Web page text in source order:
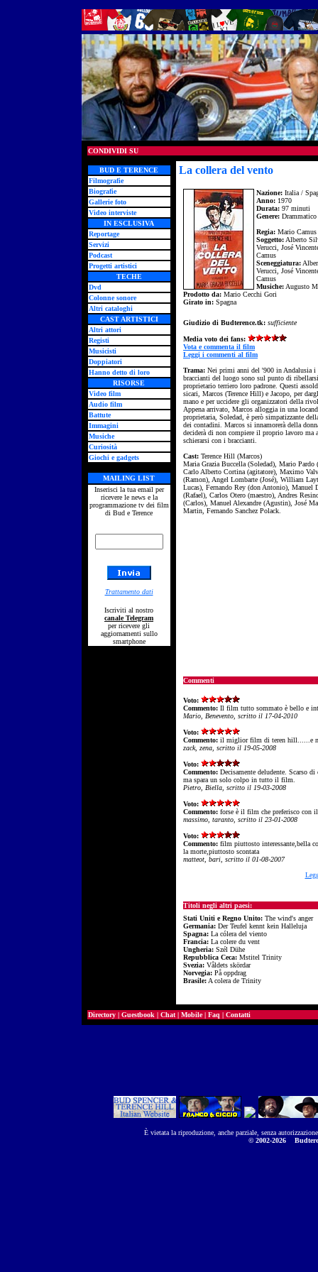
CONDIVIDI SU
BUD E TERENCE
Filmografie
Biografie
Gallerie foto
Video interviste
IN ESCLUSIVA
Reportage
Servizi
Podcast
Progetti artistici
TECHE
Dvd
Colonne sonore
Altri cataloghi
CAST ARTISTICI
Altri attori
Registi
Musicisti
Doppiatori
Hanno detto di loro
RISORSE
Video film
Audio film
Battute
Immagini
Musiche
Curiosità
Giochi e gadgets
MAILING LIST
Inserisci la tua email per
ricevere le news e la
programmazione tv dei film
di Bud e Terence
Trattamento dati
Iscriviti al nostro
canale Telegram
per ricevere gli
aggiornamenti sullo
smartphone
La collera del vento
Nazione: Italia /
Anno: 1970
Durata: 97 minuti
Genere: Drammatico
Regia: Mario Camus
Soggetto: Alberto
Verucci, José
Camus
Sceneggiatura:
Verucci, José
Camus
Musiche: Augusto
Prodotto da: Mario Cecchi Gori
Girato in: Spagna
Giudizio di Budterence.tk: sufficiente
Media voto dei fans:
Vota e commenta il film
Leggi i commenti al film
Trama: Nei primi anni del '900 in Andalusia i
braccianti del luogo sono sul punto di
proprietario terriero loro padrone. Questi
sicari, Marcos (Terence Hill) e Jacopo, per
mano e per uccidere gli organizzatori della
Appena arrivato, Marcos alloggia in una
proprietaria, Soledad, è però simpatizzante
dei contadini. Marcos si innamorerà della
deciderà di non compiere il proprio lavoro ma
schierarsi con i braccianti.
Cast: Terence Hill (Marcos)
Maria Grazia Buccella (Soledad), Mario Pardo
Carlo Alberto Cortina (agitatore), Maximo
(Ramon), Angel Lombarte (José), William
Lucas), Fernando Rey (don Antonio), Manuel
(Rafael), Carlos Otero (maestro), Andres
(Carlos), Manuel Alexandre (Agustin), José
Martin, Fernando Sanchez Polack.
Commenti
Voto:
Commento: Il film tutto sommato è bello e
Mario, Benevento, scritto il 17-04-2010
Voto:
Commento: il miglior film di teren hill......e
zack, zena, scritto il 19-05-2008
Voto:
Commento: Decisamente deludente. Scarso
ma spara un solo colpo in tutto il film.
Pietro, Biella, scritto il 19-03-2008
Voto:
Commento: forse è il film che preferisco con
massimo, taranto, scritto il 23-01-2008
Voto:
Commento: film piuttosto interessante,bella
la morte,piuttosto scontata
matteot, bari, scritto il 01-08-2007
Titoli negli altri paesi:
Stati Uniti e Regno Unito: The wind's anger
Germania: Der Teufel kennt kein Halleluja
Spagna: La cólera del viento
Francia: La colere du vent
Ungheria: Szél Dühe
Repubblica Ceca: Mstitel Trinity
Svezia: Våldets skördar
Norvegia: På oppdrag
Brasile: A colera de Trinity
Directory | Guestbook | Chat | Mobile| Faq | Contatti
È vietata la riproduzione, anche parziale, senza
© 2002-2026